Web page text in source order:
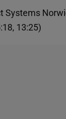
Systems
13:25)